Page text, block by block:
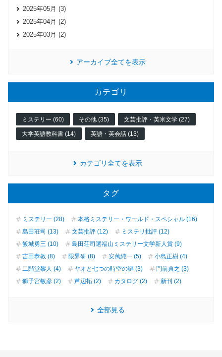
2025年05月 (3)
2025年04月 (2)
2025年03月 (2)
アーカイブ全てを表示
カテゴリ
ミステリー (60) その他 (35) 文芸批評・英米文学 (27)
大学英語教科書 (14) 英語・英会話 (13)
カテゴリ全てを表示
タグ
ミステリー (28)
本格ミステリー・ワールド・スペシャル (16)
島田荘司 (13)
文芸批評 (12)
ミステリ批評 (12)
飯城勇三 (10)
島田荘司選福山ミステリー文学新人賞 (9)
吉田恭教 (8)
限界研 (8) 安萬純一 (5)
小島正樹 (4)
二階堂黎人 (4)
ヤオと七つの時空の謎 (3)
門前典之 (3)
獅子宮敏彦 (2)
芦辺拓 (2) カタログ (2) 新刊 (2)
全部見る